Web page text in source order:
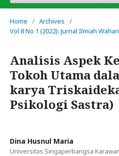
Home / Archives
/
Vol 8 No 1 (2022): Jurnal Ilmiah
Analisis Aspek
Tokoh Utama
karya
Psikologi Sastra)
Dina Husnul Maria
Universitas Singaperbangsa